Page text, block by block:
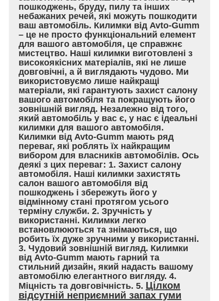
пошкоджень, бруду, пилу та інших
небажаних речей, які можуть пошкодити
ваш автомобіль. Килимки від Avto-Gumm
– це не просто функціональний елемент
для вашого автомобіля, це справжнє
мистецтво. Наші килимки виготовлені з
високоякісних матеріалів, які не лише
довговічні, а й виглядають чудово. Ми
використовуємо лише найкращі
матеріали, які гарантують захист салону
вашого автомобіля та покращують його
зовнішній вигляд. Незалежно від того,
який автомобіль у вас є, у нас є ідеальні
килимки для вашого автомобіля.
Килимки від Avto-Gumm мають ряд
переваг, які роблять їх найкращим
вибором для власників автомобілів. Ось
деякі з цих переваг: 1. Захист салону
автомобіля. Наші килимки захистять
салон вашого автомобіля від
пошкоджень і збережуть його у
відмінному стані протягом усього
терміну служби. 2. Зручність у
використанні. Килимки легко
встановлюються та знімаються, що
робить їх дуже зручними у використанні.
3. Чудовий зовнішній вигляд. Килимки
від Avto-Gumm мають гарний та
стильний дизайн, який надасть вашому
автомобілю елегантного вигляду. 4.
Міцність та довговічність. 5. Цілком
відсутній неприємний запах гуми